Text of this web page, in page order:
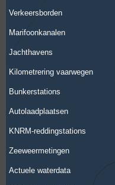
Verkeersborden
Marifoonkanalen
Jachthavens
Kilometrering vaarwegen
Bunkerstations
Autolaadplaatsen
KNRM-reddingstations
Zeeweermetingen
Actuele waterdata